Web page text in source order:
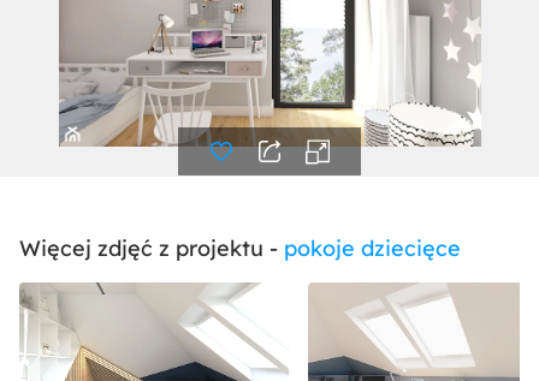
Więcej zdjęć z projektu - pokoje dziecięce